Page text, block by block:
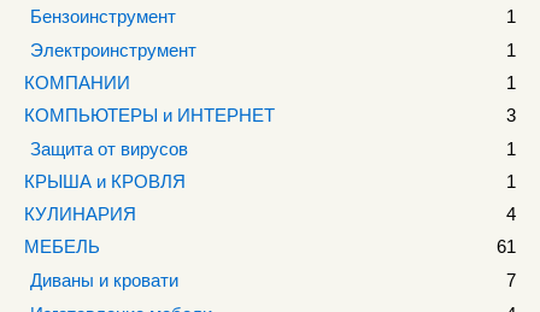
Бензоинструмент
1
Электроинструмент
1
КОМПАНИИ
1
КОМПЬЮТЕРЫ и ИНТЕРНЕТ
3
Защита от вирусов
1
КРЫША и КРОВЛЯ
1
КУЛИНАРИЯ
4
МЕБЕЛЬ
61
Диваны и кровати
7